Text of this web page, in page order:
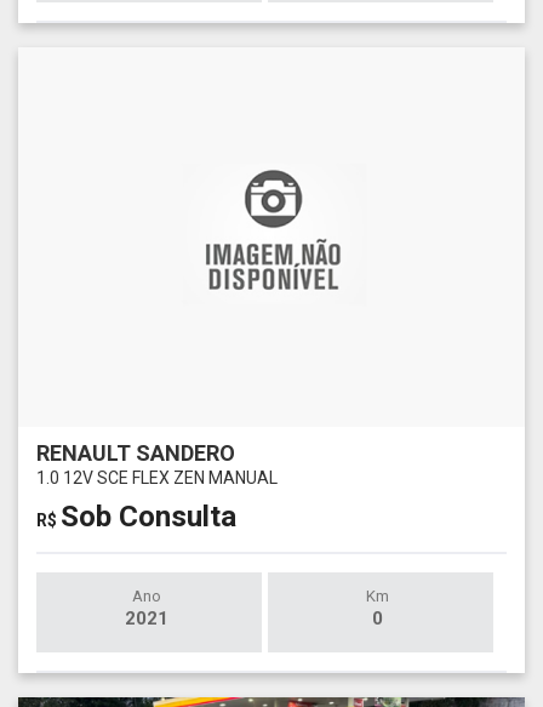
RENAULT SANDERO
1.0 12V SCE FLEX ZEN MANUAL
R$ Sob Consulta
Ano
2021
Km
0